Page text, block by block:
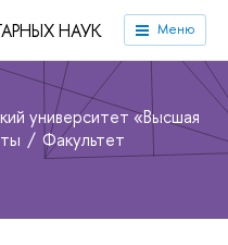
НАУК Меню
университет «Высшая
Факультет